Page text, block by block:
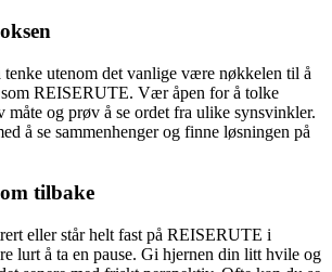
tenke utenom det vanlige være nøkkelen til å
REISERUTE. Vær åpen for å tolke
måte og prøv å se ordet fra ulike synsvinkler.
å se sammenhenger og finne løsningen på
tilbake
eller står helt fast på REISERUTE i
lurt å ta en pause. Gi hjernen din litt hvile og